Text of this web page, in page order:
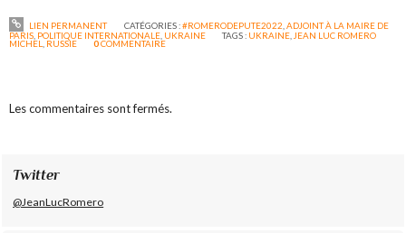
LIEN PERMANENT CATÉGORIES :#ROMERODEPUTE2022 ADJOINT À LA MAIRE DE
PARIS POLITIQUE INTERNATIONALE UKRAINE TAGS : UKRAINE JEAN LUC ROMERO
MICHEL RUSSIE 0COMMENTAIRE
Les commentaires sont fermés.
Twitter
@JeanLucRomero